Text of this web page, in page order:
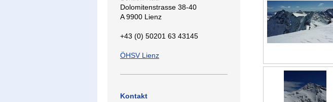
Dolomitenstrasse 38-40
A 9900 Lienz
+43 (0) 50201 63 43145
ÖHSV Lienz
Kontakt